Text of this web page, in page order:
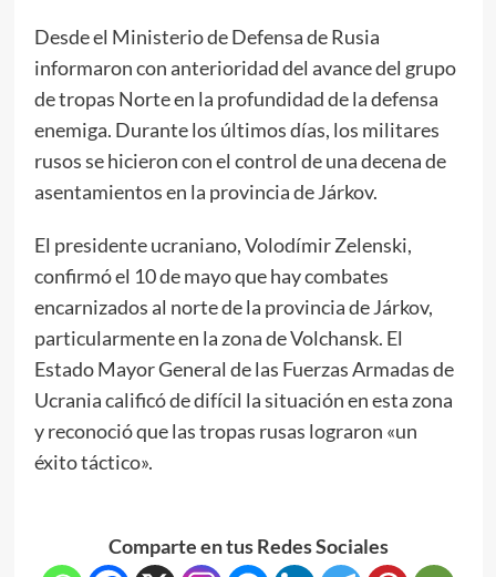
Desde el Ministerio de Defensa de Rusia
informaron con anterioridad del avance del grupo
de tropas Norte en la profundidad de la defensa
enemiga. Durante los últimos días, los militares
rusos se hicieron con el control de una decena de
asentamientos en la provincia de Járkov.
El presidente ucraniano, Volodímir Zelenski,
confirmó el 10 de mayo que hay combates
encarnizados al norte de la provincia de Járkov,
particularmente en la zona de Volchansk. El
Estado Mayor General de las Fuerzas Armadas de
Ucrania calificó de difícil la situación en esta zona
y reconoció que las tropas rusas lograron «un
éxito táctico».
Comparte en tus Redes Sociales